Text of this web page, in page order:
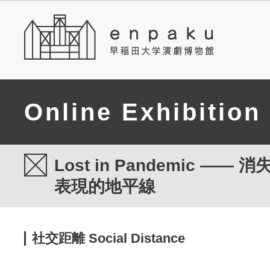
Online Exhibition
Lost in Pandemic ―― 消失
表現的地平線
社交距離 Social Distance